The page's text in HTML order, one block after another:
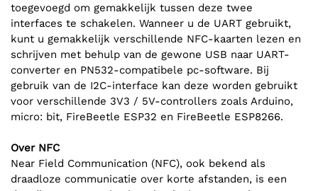
toegevoegd om gemakkelijk tussen deze twee
interfaces te schakelen. Wanneer u de UART gebruikt,
kunt u gemakkelijk verschillende NFC-kaarten lezen en
schrijven met behulp van de gewone USB naar UART-
converter en PN532-compatibele pc-software. Bij
gebruik van de I2C-interface kan deze worden gebruikt
voor verschillende 3V3 / 5V-controllers zoals Arduino,
micro: bit, FireBeetle ESP32 en FireBeetle ESP8266.
Over NFC
Near Field Communication (NFC), ook bekend als
draadloze communicatie over korte afstanden, is een